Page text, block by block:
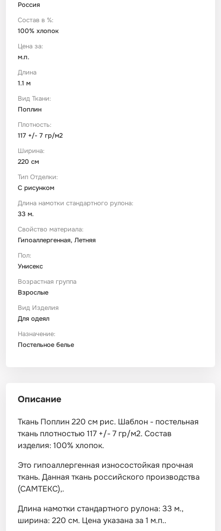
Россия
Состав в %:
100% хлопок
Цена за:
м.п.
Длина
1.1 м
Вид Ткани:
Поплин
Плотность:
117 +/- 7 гр/м2
Ширина:
220 см
Тип Отделки:
С рисунком
Длина намотки стандартного рулона:
33 м.
Свойство материала:
Гипоаллергенная, Летняя
Пол:
Унисекс
Возрастная группа
Взрослые
Вид Изделия
Для одеял
Назначение:
Постельное белье
Описание
Ткань Поплин 220 см рис. Шаблон - постельная
ткань плотностью 117 +/- 7 гр/м2. Состав
изделия: 100% хлопок.
Это гипоаллергенная износостойкая прочная
ткань. Данная ткань российского производства
(САМТЕКС),.
Длина намотки стандартного рулона: 33 м.,
ширина: 220 см. Цена указана за 1 м.п..
Штапель